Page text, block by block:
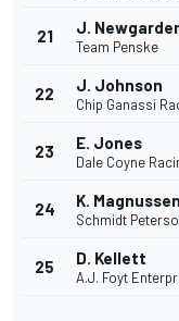
21 J.
Team Penske
22 J. Johnson
Chip Ganassi
23 E. Jones
Dale Coyne
24 K. Magnussen
Schmidt
25 D. Kellett
A.J. Foyt